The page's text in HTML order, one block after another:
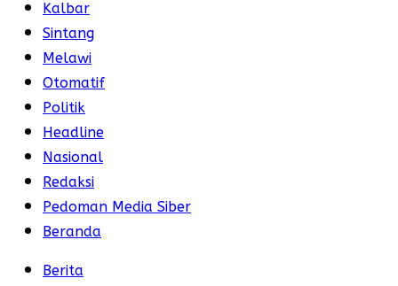
Kalbar
Sintang
Melawi
Otomatif
Politik
Headline
Nasional
Redaksi
Pedoman Media Siber
Beranda
Berita